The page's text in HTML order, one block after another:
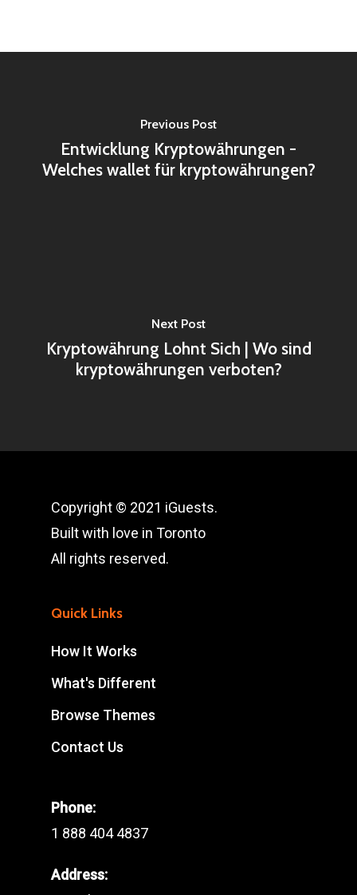
Previous Post
Entwicklung Kryptowährungen -
Welches wallet für kryptowährungen?
Next Post
Kryptowährung Lohnt Sich | Wo sind
kryptowährungen verboten?
Copyright © 2021 iGuests.
Built with love in Toronto
All rights reserved.
Quick Links
How It Works
What's Different
Browse Themes
Contact Us
Phone:
1 888 404 4837
Address: